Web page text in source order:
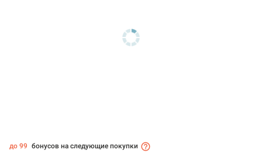
до 99 бонусов на следующие покупки